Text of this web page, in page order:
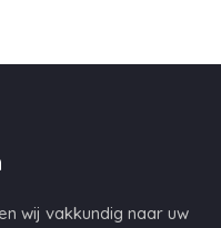
wij vakkundig naar uw